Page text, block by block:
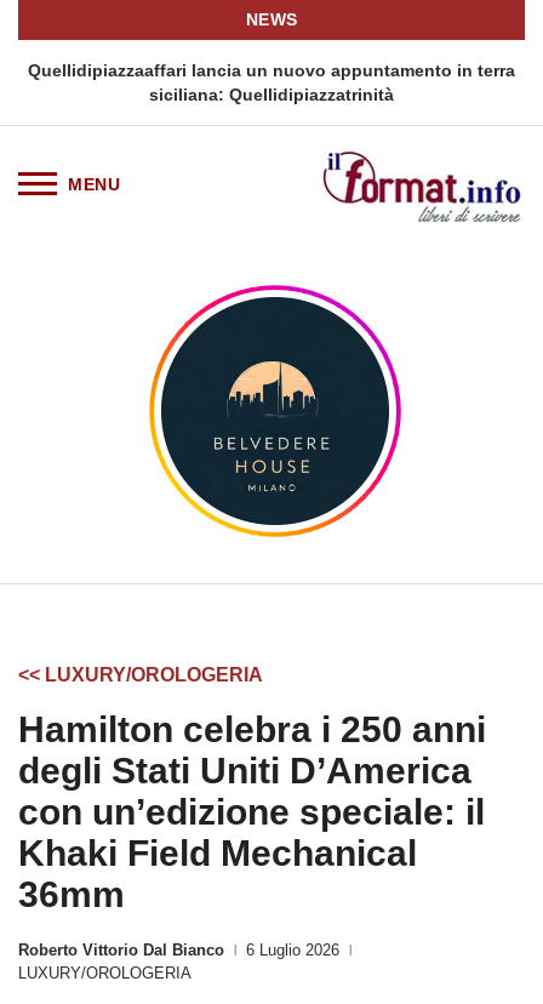
NEWS
Quellidipiazzaaffari lancia un nuovo appuntamento in terra
siciliana: Quellidipiazzatrinità
<< LUXURY/OROLOGERIA
Hamilton celebra i 250 anni
degli Stati Uniti D’America
con un’edizione speciale: il
Khaki Field Mechanical
36mm
Roberto Vittorio Dal Bianco 6 Luglio 2026
LUXURY/OROLOGERIA